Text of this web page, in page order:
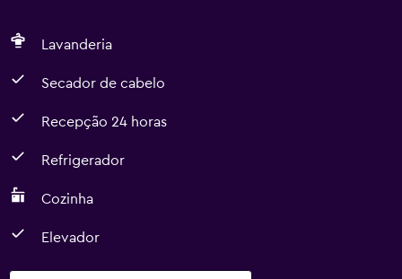
Lavanderia
Secador de cabelo
Recepção 24 horas
Refrigerador
Cozinha
Elevador